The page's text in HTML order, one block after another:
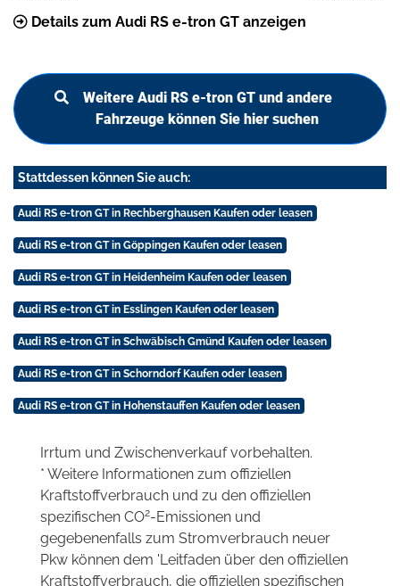
Details zum Audi RS e-tron GT anzeigen
Weitere Audi RS e-tron GT und andere
Fahrzeuge können Sie hier suchen
Stattdessen können Sie auch:
Audi RS e-tron GT in Rechberghausen Kaufen oder leasen
Audi RS e-tron GT in Göppingen Kaufen oder leasen
Audi RS e-tron GT in Heidenheim Kaufen oder leasen
Audi RS e-tron GT in Esslingen Kaufen oder leasen
Audi RS e-tron GT in Schwäbisch Gmünd Kaufen oder leasen
Audi RS e-tron GT in Schorndorf Kaufen oder leasen
Audi RS e-tron GT in Hohenstauffen Kaufen oder leasen
Irrtum und Zwischenverkauf vorbehalten.
* Weitere Informationen zum offiziellen
Kraftstoffverbrauch und zu den offiziellen
spezifischen CO2-Emissionen und
gegebenenfalls zum Stromverbrauch neuer
Pkw können dem 'Leitfaden über den offiziellen
Kraftstoffverbrauch, die offiziellen spezifischen